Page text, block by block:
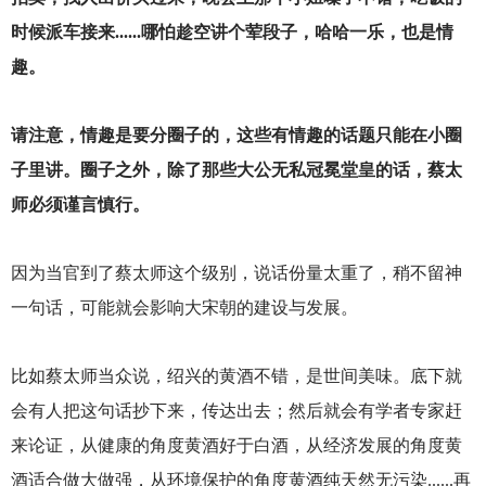
时候派车接来......哪怕趁空讲个荤段子，哈哈一乐，也是情
趣。
请注意，情趣是要分圈子的，这些有情趣的话题只能在小圈
子里讲。圈子之外，除了那些大公无私冠冕堂皇的话，蔡太
师必须谨言慎行。
因为当官到了蔡太师这个级别，说话份量太重了，稍不留神
一句话，可能就会影响大宋朝的建设与发展。
比如蔡太师当众说，绍兴的黄酒不错，是世间美味。底下就
会有人把这句话抄下来，传达出去；然后就会有学者专家赶
来论证，从健康的角度黄酒好于白酒，从经济发展的角度黄
酒适合做大做强，从环境保护的角度黄酒纯天然无污染......再